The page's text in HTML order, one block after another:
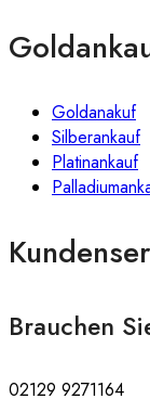
Goldanakuf
Silberankauf
Platinankauf
Brauchen
02129 9271164